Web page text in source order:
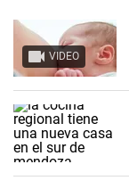
VIDEO